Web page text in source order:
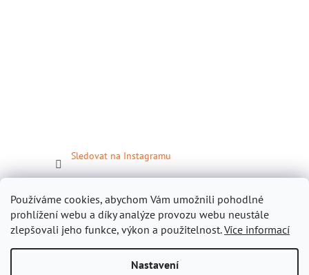
Používáme cookies, abychom Vám umožnili pohodlné
prohlížení webu a díky analýze provozu webu neustále
zlepšovali jeho funkce, výkon a použitelnost.Více informací
Nastavení
Sledovat na Instagramu
Facebook
Vytvořil Shoptet